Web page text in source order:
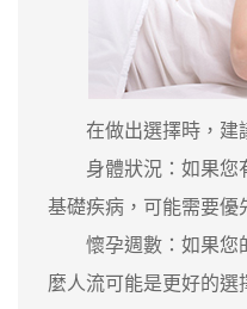
在做出選擇時，建
身體狀況：如果您
基礎疾病，可能需要優
懷孕週數：如果您
麼人流可能是更好的選